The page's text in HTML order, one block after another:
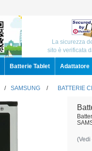
La sicurezza
sito è verificata
Batterie Tablet Adattatore
/ SAMSUNG / BATTERIE
(Vedi